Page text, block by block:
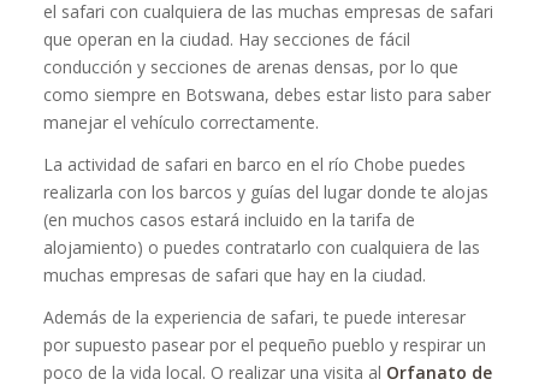
el safari con cualquiera de las muchas empresas de safari
que operan en la ciudad. Hay secciones de fácil
conducción y secciones de arenas densas, por lo que
como siempre en Botswana, debes estar listo para saber
manejar el vehículo correctamente.
La actividad de safari en barco en el río Chobe puedes
realizarla con los barcos y guías del lugar donde te alojas
(en muchos casos estará incluido en la tarifa de
alojamiento) o puedes contratarlo con cualquiera de las
muchas empresas de safari que hay en la ciudad.
Además de la experiencia de safari, te puede interesar
por supuesto pasear por el pequeño pueblo y respirar un
poco de la vida local. O realizar una visita al Orfanato de